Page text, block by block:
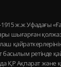
шығарған
басылым ретінде
ҚР Ақпарат және